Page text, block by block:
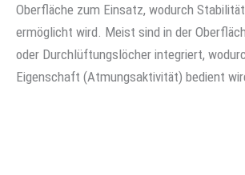
Oberfläche zum Einsatz, wodurch
ermöglicht wird. Meist sind in der
oder Durchlüftungslöcher integriert,
Eigenschaft (Atmungsaktivität) bedient